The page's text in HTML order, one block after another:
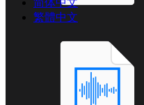
简体中文
繁體中文